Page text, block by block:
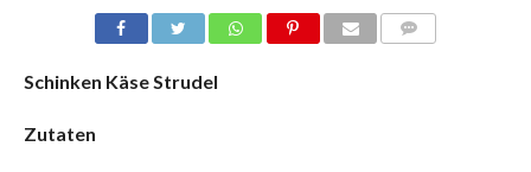
Schinken Käse Strudel
Zutaten